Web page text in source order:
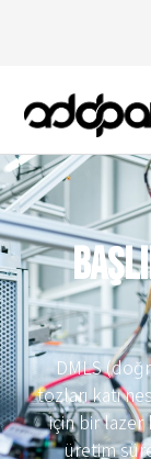
DMLS
tozları katı
için bir lazer
üretim